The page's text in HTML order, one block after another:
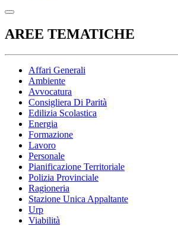
AREE TEMATICHE
Affari Generali
Ambiente
Avvocatura
Consigliera Di Parità
Edilizia Scolastica
Energia
Formazione
Lavoro
Personale
Pianificazione Territoriale
Polizia Provinciale
Ragioneria
Stazione Unica Appaltante
Urp
Viabilità